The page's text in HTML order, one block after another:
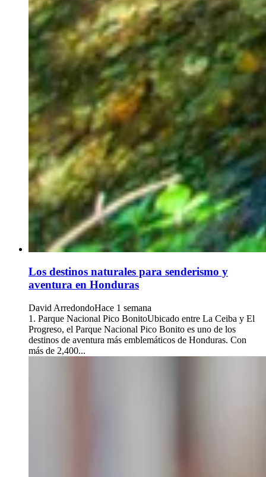
Los destinos naturales para senderismo y
aventura en Honduras
David ArredondoHace 1 semana
1. Parque Nacional Pico BonitoUbicado entre La Ceiba y El
Progreso, el Parque Nacional Pico Bonito es uno de los
destinos de aventura más emblemáticos de Honduras. Con
más de 2,400...